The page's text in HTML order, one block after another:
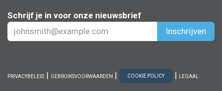
Schrijf je in voor onze nieuwsbrief
Inschrijven
PRIVACYBELEID | GEBRUIKSVOORWAARDEN | COOKIE POLICY | LEGAAL